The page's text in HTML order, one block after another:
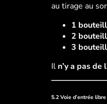
au tirage au
1
2
3
Il n’y a pas de
5.2 Voie d’entrée